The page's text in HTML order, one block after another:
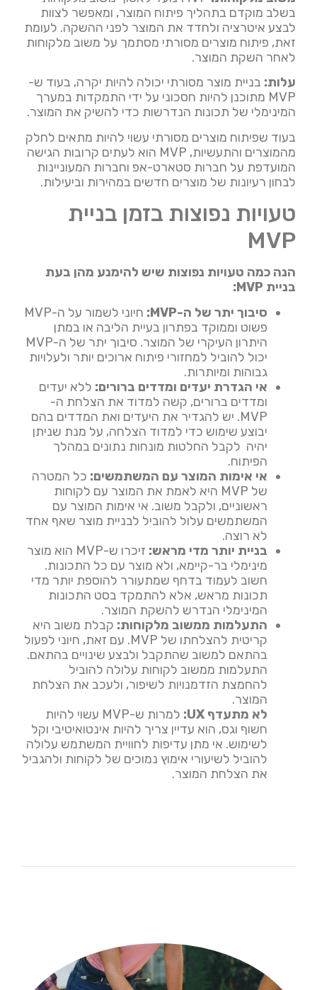
בשלב מוקדם בתהליך פיתוח המוצר, ומאפשר לצוות
לבצע איטרציה ולחדד את המוצר לפני ההשקה. לעומת
זאת, פיתוח מוצרים מסורתי מסתמך על משוב מלקוחות
לאחר השקת המוצר.
עלות: בניית מוצר מסורתי יכולה להיות יקרה, בעוד ש-
MVP מתוכנן להיות חסכוני על ידי התמקדות במערך
המינימלי של תכונות הנדרשות כדי להשיק את המוצר.
בעוד שפיתוח מוצרים מסורתי עשוי להיות מתאים לחלק
מהמוצרים והתעשיות, MVP הוא לעתים קרובות הגישה
המועדפת על חברות סטארט-אפ וחברות המעוניינות
לבחון רעיונות של מוצרים חדשים במהירות וביעילות.
טעויות נפוצות בזמן בניית
MVP
הנה כמה טעויות נפוצות שיש להימנע מהן בעת
בניית MVP:
סיבוך יתר של ה-MVP:
חיוני לשמור על ה-MVP
פשוט וממוקד בפתרון בעיית הליבה או במתן
היתרון העיקרי של המוצר. סיבוך יתר של ה-MVP
יכול להוביל למחזורי פיתוח ארוכים יותר ולעלויות
גבוהות ומיותרות.
אי הגדרת יעדים ומדדים ברורים: ללא יעדים
ומדדים ברורים, קשה למדוד את הצלחת ה-
MVP. יש להגדיר את היעדים ואת המדדים בהם
יבוצע שימוש כדי למדוד הצלחה, על מנת שניתן
יהיה לקבל החלטות מונחות נתונים במהלך
הפיתוח.
אי אימות המוצר עם המשתמשים: כל המטרה
של MVP היא לאמת את המוצר עם לקוחות
ראשוניים, ולקבל משוב. אי אימות המוצר עם
המשתמשים עלול להוביל לבניית מוצר שאף אחד
לא רוצה.
בניית יותר מדי מראש:
זיכרו ש-MVP הוא מוצר
מינימלי בר-קיימא, ולא מוצר עם כל התכונות.
חשוב לעמוד בדחף שמתעורר להוספת יותר מדי
תכונות מראש, אלא להתמקד בסט התכונות
המינימלי הנדרש להשקת המוצר.
התעלמות ממשוב מלקוחות: קבלת משוב היא
קריטית להצלחתו של MVP. עם זאת, חיוני לפעול
בהתאם למשוב שהתקבל ולבצע שינויים בהתאם.
התעלמות ממשוב לקוחות עלולה להוביל
להחמצת הזדמנויות לשיפור, ולעכב את הצלחת
המוצר.
לא מתעדף UX:
למרות ש-MVP עשוי להיות
חשוף וגס, הוא עדיין צריך להיות אינטואיטיבי וקל
לשימוש. אי מתן עדיפות לחוויית המשתמש עלולה
להוביל לשיעורי אימוץ נמוכים של לקוחות ולהגביל
את הצלחת המוצר.